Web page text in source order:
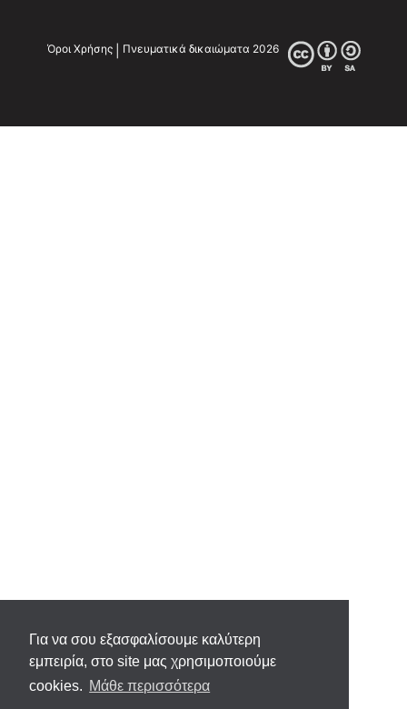
Για να σου εξασφαλίσουμε καλύτερη
εμπειρία, στο site μας χρησιμοποιούμε
cookies. Μάθε περισσότερα